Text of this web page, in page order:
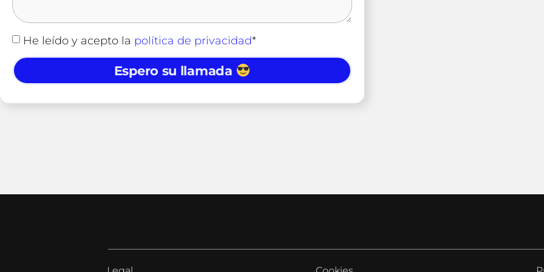
He leído y acepto la política de privacidad*
Espero su llamada